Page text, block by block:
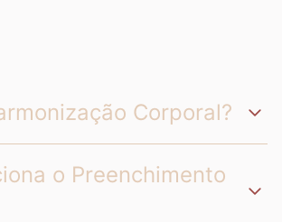
Corporal?
o Preenchimento